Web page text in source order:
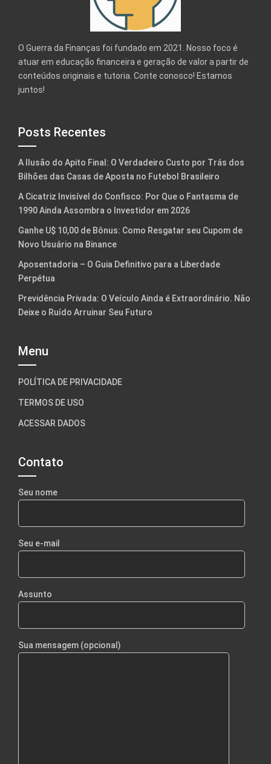
O Guerra da Finanças foi fundado em 2021. Nosso foco é
atuar em educação financeira e geração de valor a partir de
conteúdos originais e tutoria. Conte conosco! Estamos
juntos!
Posts Recentes
A Ilusão do Apito Final: O Verdadeiro Custo por Trás dos
Bilhões das Casas de Aposta no Futebol Brasileiro
A Cicatriz Invisível do Confisco: Por Que o Fantasma de
1990 Ainda Assombra o Investidor em 2026
Ganhe U$ 10,00 de Bônus: Como Resgatar seu Cupom de
Novo Usuário na Binance
Aposentadoria – O Guia Definitivo para a Liberdade
Perpétua
Previdência Privada: O Veículo Ainda é Extraordinário. Não
Deixe o Ruído Arruinar Seu Futuro
Menu
POLÍTICA DE PRIVACIDADE
TERMOS DE USO
ACESSAR DADOS
Contato
Seu nome
Seu e-mail
Assunto
Sua mensagem (opcional)